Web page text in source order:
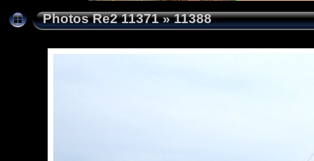
Photos Re2 11371»11388